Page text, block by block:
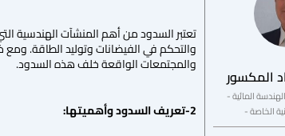
المكسور
المائية -
الخاصة -
تعتبر السدود من أهم المنشآت الهندسية
والتحكم في الفيضانات وتوليد الطاقة. ومع
والمجتمعات الواقعة خلف هذه السدود.
2-تعريف السدود وأهميتها: